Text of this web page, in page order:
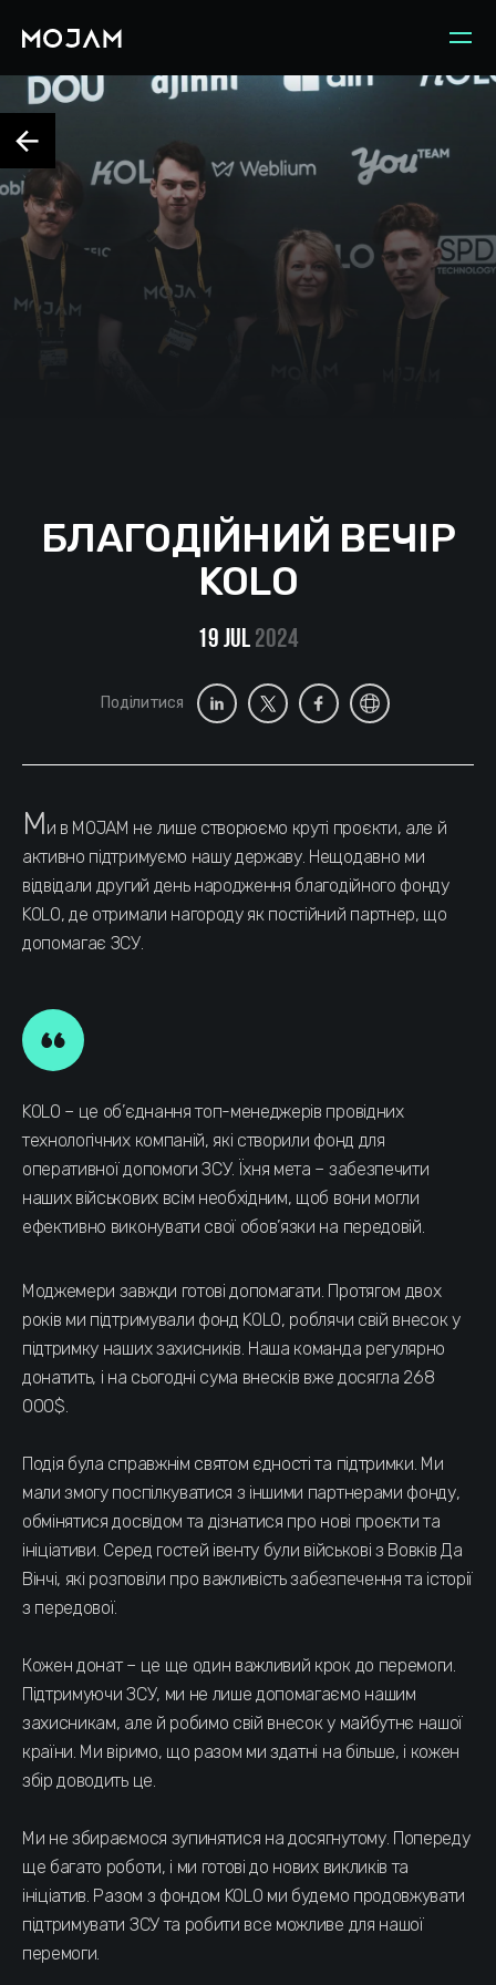
БЛАГОДІЙНИЙ ВЕЧІР
KOLO
19 Jul2024
Поділитися
Ми в MOJAM не лише створюємо круті проєкти, але й
активно підтримуємо нашу державу. Нещодавно ми
відвідали другий день народження благодійного фонду
KOLO, де отримали нагороду як постійний партнер, що
допомагає ЗСУ.
KOLO – це об’єднання топ-менеджерів провідних
технологічних компаній, які створили фонд для
оперативної допомоги ЗСУ. Їхня мета – забезпечити
наших військових всім необхідним, щоб вони могли
ефективно виконувати свої обов’язки на передовій.
Моджемери завжди готові допомагати. Протягом двох
років ми підтримували фонд KOLO, роблячи свій внесок у
підтримку наших захисників. Наша команда регулярно
донатить, і на сьогодні сума внесків вже досягла 268
000$.
Подія була справжнім святом єдності та підтримки. Ми
мали змогу поспілкуватися з іншими партнерами фонду,
обмінятися досвідом та дізнатися про нові проєкти та
ініціативи. Серед гостей івенту були військові з Вовків Да
Вінчі, які розповіли про важливість забезпечення та історії
з передової.
Кожен донат – це ще один важливий крок до перемоги.
Підтримуючи ЗСУ, ми не лише допомагаємо нашим
захисникам, але й робимо свій внесок у майбутнє нашої
країни. Ми віримо, що разом ми здатні на більше, і кожен
збір доводить це.
Ми не збираємося зупинятися на досягнутому. Попереду
ще багато роботи, і ми готові до нових викликів та
ініціатив. Разом з фондом KOLO ми будемо продовжувати
підтримувати ЗСУ та робити все можливе для нашої
перемоги.